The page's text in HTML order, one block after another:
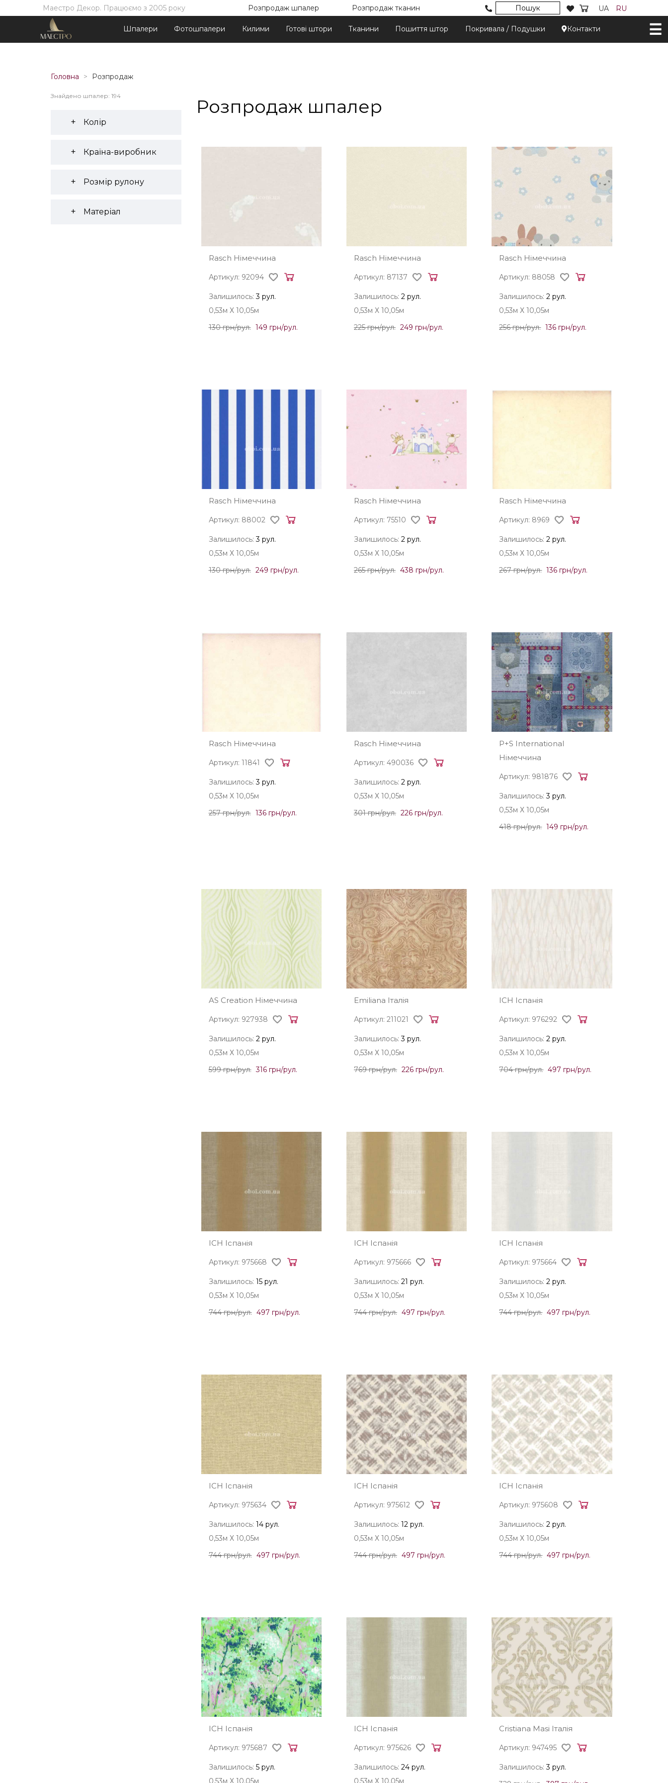
Маестро Декор. Працюємо з 2005 року Розпродаж шпалер Розпродаж тканин Пошук UA RU
Шпалери Фотошпалери Килими Готові штори Тканини Пошиття штор Покривала / Подушки Контакти
Головна Розпродаж
Знайдено шпалер: 194
Колір
Країна-виробник
Розмір рулону
Матеріал
Розпродаж шпалер
Rasch Німеччина
Артикул: 92094
Залишилось:3 рул.
0,53м Х 10,05м
130 грн/рул. 149 грн/рул.
Rasch Німеччина
Артикул: 87137
Залишилось: 2 рул.
0,53м Х 10,05м
225 грн/рул. 249 грн/рул.
Rasch Німеччина
Артикул: 88058
Залишилось:2 рул.
0,53м Х 10,05м
256 грн/рул. 136 грн/рул.
Rasch Німеччина
Артикул: 88002
Залишилось:3 рул.
0,53м Х 10,05м
130 грн/рул. 249 грн/рул.
Rasch Німеччина
Артикул: 75510
Залишилось: 2 рул.
0,53м Х 10,05м
265 грн/рул. 438 грн/рул.
Rasch Німеччина
Артикул: 8969
Залишилось:2 рул.
0,53м Х 10,05м
267 грн/рул. 136 грн/рул.
Rasch Німеччина
Артикул: 11841
Залишилось:3 рул.
0,53м Х 10,05м
257 грн/рул. 136 грн/рул.
Rasch Німеччина
Артикул: 490036
Залишилось: 2 рул.
0,53м Х 10,05м
301 грн/рул. 226 грн/рул.
P+S International
Німеччина
Артикул: 981876
Залишилось:3 рул.
0,53м Х 10,05м
418 грн/рул. 149 грн/рул.
AS Creation Німеччина
Артикул: 927938
Залишилось: 2 рул.
0,53м Х 10,05м
599 грн/рул. 316 грн/рул.
Emiliana Італія
Артикул: 211021
Залишилось:3 рул.
0,53м Х 10,05м
769 грн/рул. 226 грн/рул.
ICH Іспанія
Артикул: 976292
Залишилось:2 рул.
0,53м Х 10,05м
704 грн/рул. 497 грн/рул.
ICH Іспанія
Артикул: 975668
Залишилось: 15 рул.
0,53м Х 10,05м
744 грн/рул. 497 грн/рул.
ICH Іспанія
Артикул: 975666
Залишилось: 21 рул.
0,53м Х 10,05м
744 грн/рул. 497 грн/рул.
ICH Іспанія
Артикул: 975664
Залишилось:2 рул.
0,53м Х 10,05м
744 грн/рул. 497 грн/рул.
ICH Іспанія
Артикул: 975634
Залишилось: 14 рул.
0,53м Х 10,05м
744 грн/рул. 497 грн/рул.
ICH Іспанія
Артикул: 975612
Залишилось: 12 рул.
0,53м Х 10,05м
744 грн/рул. 497 грн/рул.
ICH Іспанія
Артикул: 975608
Залишилось:2 рул.
0,53м Х 10,05м
744 грн/рул. 497 грн/рул.
ICH Іспанія
Артикул: 975687
Залишилось: 5 рул.
0,53м Х 10,05м
ICH Іспанія
Артикул: 975626
Залишилось: 24 рул.
0,53м Х 10,05м
Cristiana Masi Італія
Артикул: 947495
Залишилось:3 рул.